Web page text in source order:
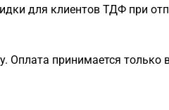
для клиентов ТДФ при
Оплата принимается только